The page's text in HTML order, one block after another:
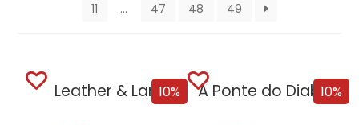
11
… 47 48 49
10%
Leather & Lark 10%
A Ponte do Diabo + Oferta Recordação...